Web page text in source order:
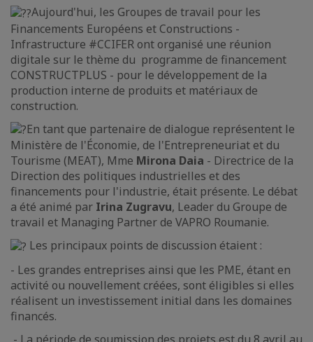
Aujourd'hui, les Groupes de travail pour les
Financements Européens et Constructions -
Infrastructure #CCIFER ont organisé une réunion
digitale sur le thème du programme de financement
CONSTRUCTPLUS - pour le développement de la
production interne de produits et matériaux de
construction.
En tant que partenaire de dialogue représentent le
Ministère de l'Économie, de l'Entrepreneuriat et du
Tourisme (MEAT), Mme Mirona Daia - Directrice de la
Direction des politiques industrielles et des
financements pour l'industrie, était présente. Le débat
a été animé par Irina Zugravu, Leader du Groupe de
travail et Managing Partner de VAPRO Roumanie.
Les principaux points de discussion étaient :
- Les grandes entreprises ainsi que les PME, étant en
activité ou nouvellement créées, sont éligibles si elles
réalisent un investissement initial dans les domaines
financés.